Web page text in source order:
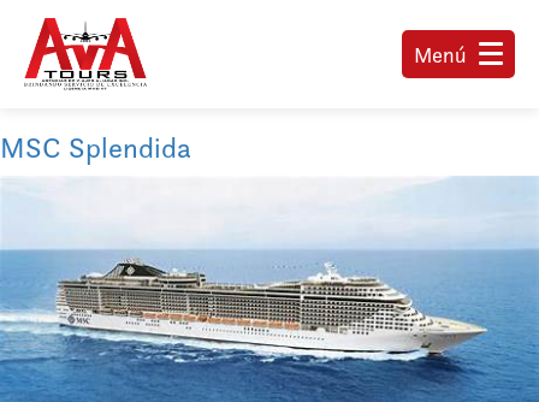
Menú
MSC Splendida